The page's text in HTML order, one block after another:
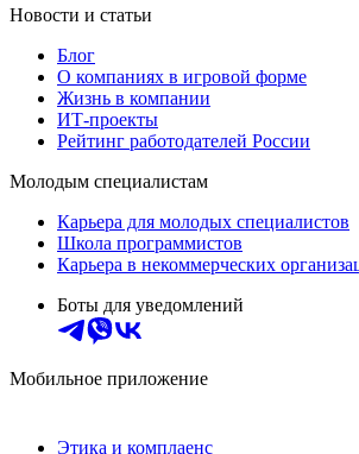
Новости и статьи
Блог
О компаниях в игровой форме
Жизнь в компании
ИТ-проекты
Рейтинг работодателей России
Молодым специалистам
Карьера для молодых специалистов
Школа программистов
Карьера в некоммерческих
Боты для уведомлений
Мобильное приложение
Этика и комплаенс